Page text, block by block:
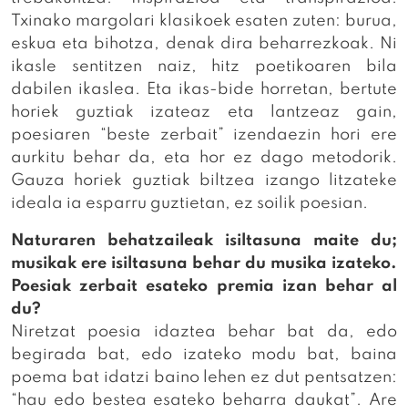
Txinako margolari klasikoek esaten zuten: burua,
eskua eta bihotza, denak dira beharrezkoak. Ni
ikasle sentitzen naiz, hitz poetikoaren bila
dabilen ikaslea. Eta ikas-bide horretan, bertute
horiek guztiak izateaz eta lantzeaz gain,
poesiaren “beste zerbait” izendaezin hori ere
aurkitu behar da, eta hor ez dago metodorik.
Gauza horiek guztiak biltzea izango litzateke
ideala ia esparru guztietan, ez soilik poesian.
Naturaren behatzaileak isiltasuna maite du;
musikak ere isiltasuna behar du musika izateko.
Poesiak zerbait esateko premia izan behar al
du?
Niretzat poesia idaztea behar bat da, edo
begirada bat, edo izateko modu bat, baina
poema bat idatzi baino lehen ez dut pentsatzen:
“hau edo bestea esateko beharra daukat”. Are